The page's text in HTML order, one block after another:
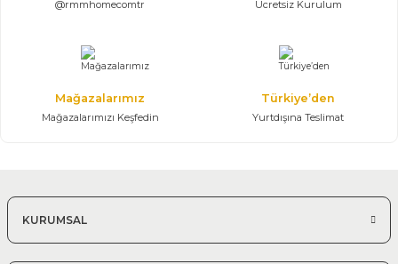
@rmmhomecomtr Ücretsiz Kurulum
Mağazalarımız
Mağazalarımızı Keşfedin
Türkiye’den
Yurtdışına Teslimat
KURUMSAL